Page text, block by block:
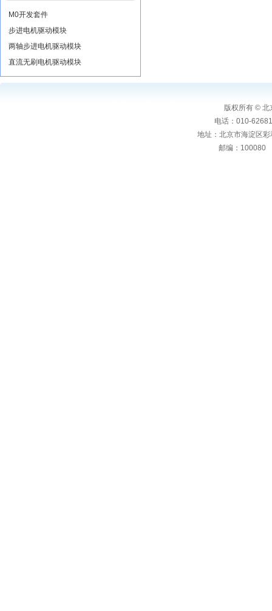
M0开发套件
步进电机驱动模块
两轴步进电机驱动模块
直流无刷电机驱动模块
版权所有 ©
电话：010-
地址：北京市海淀区
邮编：100080